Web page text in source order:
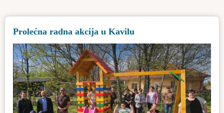
Prolećna radna akcija u Kavilu